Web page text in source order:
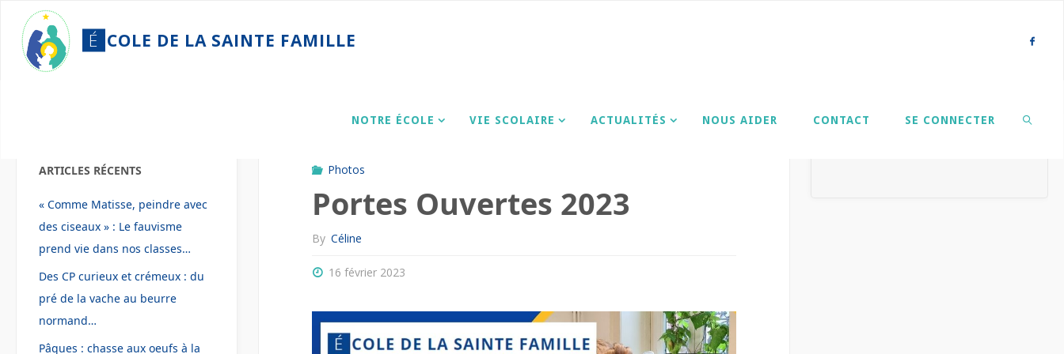
content
É COLE DE LA SAINTE FAMILLE
NOTRE ÉCOLE VIE SCOLAIRE ACTUALITÉS NOUS AIDER CONTACT SE CONNECTER
Photos
Portes Ouvertes 2023
By Céline
16 février 2023
ARTICLES RÉCENTS
« Comme Matisse, peindre avec
des ciseaux » : Le fauvisme
prend vie dans nos classes…
Des CP curieux et crémeux : du
pré de la vache au beurre
normand…
Pâques : chasse aux oeufs à la